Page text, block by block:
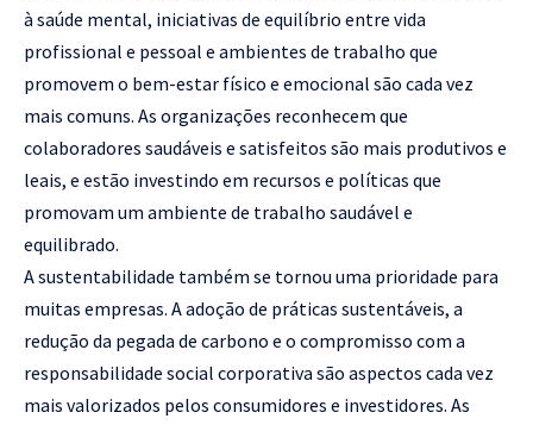
à saúde mental, iniciativas de equilíbrio entre vida
profissional e pessoal e ambientes de trabalho que
promovem o bem-estar físico e emocional são cada vez
mais comuns. As organizações reconhecem que
colaboradores saudáveis e satisfeitos são mais produtivos e
leais, e estão investindo em recursos e políticas que
promovam um ambiente de trabalho saudável e
equilibrado.
A sustentabilidade também se tornou uma prioridade para
muitas empresas. A adoção de práticas sustentáveis, a
redução da pegada de carbono e o compromisso com a
responsabilidade social corporativa são aspectos cada vez
mais valorizados pelos consumidores e investidores. As